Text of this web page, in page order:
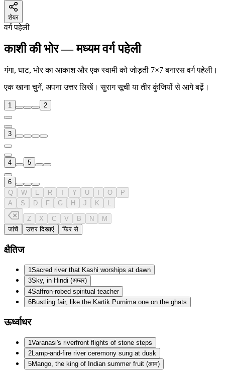
शेयर
वर्ग पहेली
काशी की भोर — मध्यम वर्ग पहेली
गंगा, घाट, भोर का आकाश और एक स्वामी को जोड़ती 7×7 बनारस वर्ग पहेली।
एक खाना चुनें, अपना उत्तर लिखें। सुराग सूची या तीर कुंजियों से आगे बढ़ें।
1 2
3
4 5
6
Q
W E R T Y U O
P
A
S D F G H J K
Z X C V B N
M
जांचें
उत्तर दिखाएं फिर से
क्षैतिज
1Sacred river that Kashi worships at dawn
3Sky, in Hindi (अम्बर)
4Saffron-robed spiritual teacher
6Bustling fair, like the Kartik Purnima one on the ghats
ऊर्ध्वाधर
1Varanasi's riverfront flights of stone steps
2Lamp-and-fire river ceremony sung at dusk
5Mango, the king of Indian summer fruit (आम)